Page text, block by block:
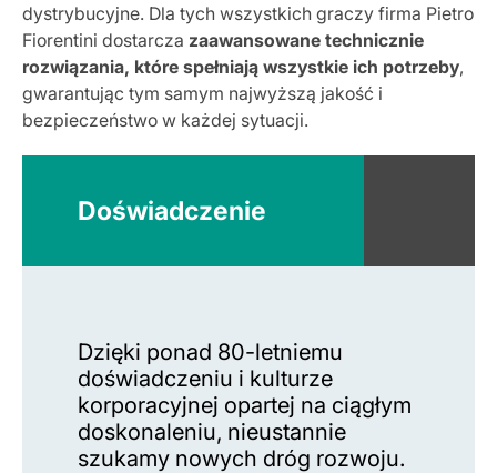
dystrybucyjne. Dla tych wszystkich graczy firma Pietro
Fiorentini dostarcza zaawansowane technicznie
rozwiązania, które spełniają wszystkie ich potrzeby,
gwarantując tym samym najwyższą jakość i
bezpieczeństwo w każdej sytuacji.
Doświadczenie
Dzięki ponad 80-letniemu
doświadczeniu i kulturze
korporacyjnej opartej na ciągłym
doskonaleniu, nieustannie
szukamy nowych dróg rozwoju.